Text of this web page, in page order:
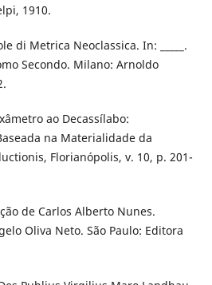
1910.
di Metrica Neoclassica. In: _____.
Secondo. Milano: Arnoldo
ao Decassílabo:
na Materialidade da
Florianópolis, v. 10, p. 201-
de Carlos Alberto Nunes.
Oliva Neto. São Paulo: Editora